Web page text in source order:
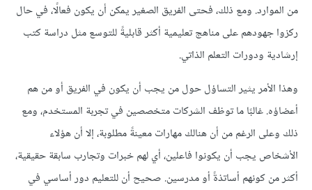
من الموارد. ومع ذلك، فحتى الفريق الصغير يمكن أن يكون فعالًا، في حال
ركزوا جهودهم على مناهج تعليمية أكثر قابليةً للتوسع مثل دراسة كتب
إرشادية ودورات التعلم الذاتي.
وهذا الأمر يثير التساؤل حول من يجب أن يكون في الفريق أو من هم
أعضاؤه. غالبًا ما توظف الشركات متخصصين في تجربة المستخدم، ومع
ذلك وعلى الرغم من أن هنالك مهارات معينةً مطلوبة، إلا أن هؤلاء
الأشخاص يجب أن يكونوا فاعلين، أي لهم خبرات وتجارب سابقة حقيقية،
أكثر من كونهم أساتذةً أو مدرسين. صحيح أن للتعليم دور أساسي في